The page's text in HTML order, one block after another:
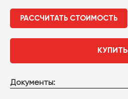
РАССЧИТАТЬ СТОИМОСТЬ
КУПИТЬ
Документы: